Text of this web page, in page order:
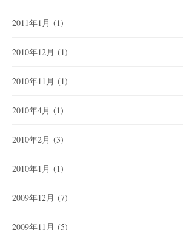
2011年1月 (1)
2010年12月 (1)
2010年11月 (1)
2010年4月 (1)
2010年2月 (3)
2010年1月 (1)
2009年12月 (7)
2009年11月 (5)